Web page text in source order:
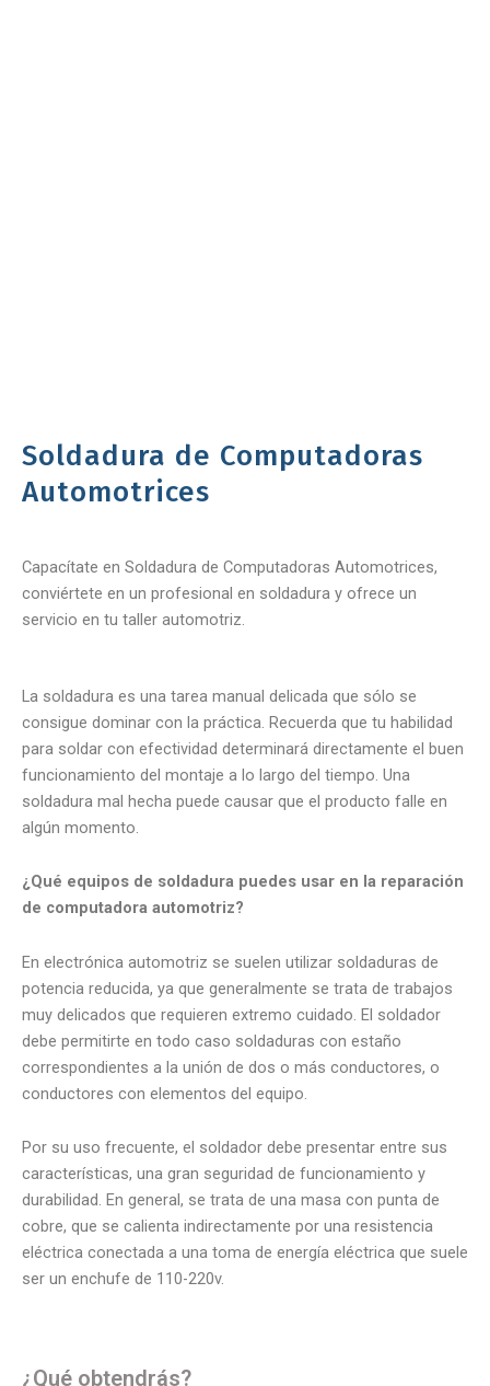
Soldadura de Computadoras
Automotrices
Capacítate en Soldadura de Computadoras Automotrices,
conviértete en un profesional en soldadura y ofrece un
servicio en tu taller automotriz.
La soldadura es una tarea manual delicada que sólo se
consigue dominar con la práctica. Recuerda que tu habilidad
para soldar con efectividad determinará directamente el buen
funcionamiento del montaje a lo largo del tiempo. Una
soldadura mal hecha puede causar que el producto falle en
algún momento.
¿Qué equipos de soldadura puedes usar en la reparación
de computadora automotriz?
En electrónica automotriz se suelen utilizar soldaduras de
potencia reducida, ya que generalmente se trata de trabajos
muy delicados que requieren extremo cuidado. El soldador
debe permitirte en todo caso soldaduras con estaño
correspondientes a la unión de dos o más conductores, o
conductores con elementos del equipo.
Por su uso frecuente, el soldador debe presentar entre sus
características, una gran seguridad de funcionamiento y
durabilidad. En general, se trata de una masa con punta de
cobre, que se calienta indirectamente por una resistencia
eléctrica conectada a una toma de energía eléctrica que suele
ser un enchufe de 110-220v.
¿Qué obtendrás?